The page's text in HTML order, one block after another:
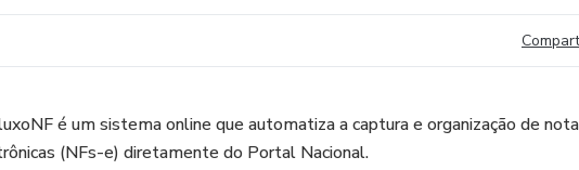
é um sistema online que automatiza a captura e organização de
(NFs-e) diretamente do Portal Nacional.